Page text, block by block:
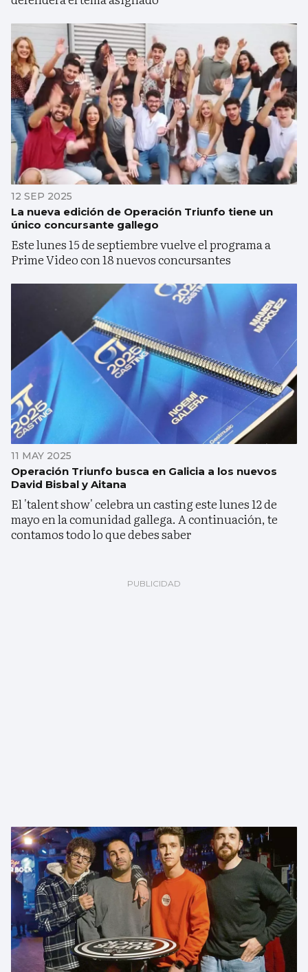
12 SEP 2025
La nueva edición de Operación Triunfo tiene un
único concursante gallego
Este lunes 15 de septiembre vuelve el programa a
Prime Video con 18 nuevos concursantes
11 MAY 2025
Operación Triunfo busca en Galicia a los nuevos
David Bisbal y Aitana
El 'talent show' celebra un casting este lunes 12 de
mayo en la comunidad gallega. A continuación, te
contamos todo lo que debes saber